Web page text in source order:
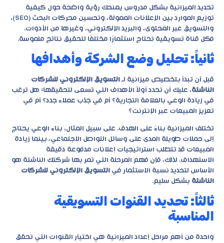
تحديد الميزانية بشكل مدروس يمنحك رؤية واضحة حول كيفية
توزيع الموارد بين الإعلانات الممولة، وتحسين محركات البحث (SEO)،
والتسويق عبر المحتوى، والبريد الإلكتروني، وغيرها من الأدوات.
فكل قناة تسويقية تحتاج استثمارًا مختلفًا لتحقيق نتائج ملموسة.
ثانياً: تحليل وضع الشركة وأهدافها
قبل أن تبدأ بتخصيص ميزانية لـ التسويق الإلكتروني للشركات
الناشئة، عليك أن تحدد أولاً الأهداف التي تسعى لتحقيقها: هل ترغب
في زيادة الوعي بالعلامة التجارية؟ أم في جذب عملاء جدد؟ أم في
تعزيز المبيعات عبر الإنترنت؟
تختلف الميزانية بناءً على الهدف. على سبيل المثال، بناء الوعي يحتاج
إلى حملات طويلة المدى على وسائل التواصل الاجتماعي، بينما زيادة
المبيعات قد تتطلب استراتيجيات إعلانات مدفوعة دقيقة
الاستهداف. لذلك، فإن فهم المرحلة التي تمر بها شركتك الناشئة هو
الأساس لتحديد نسبة الاستثمار في التسويق الإلكتروني للشركات
الناشئة بشكل سليم.
ثالثاً: تحديد القنوات التسويقية
المناسبة
واحدة من أهم مراحل إعداد الميزانية هي اختيار القنوات التي تحقق